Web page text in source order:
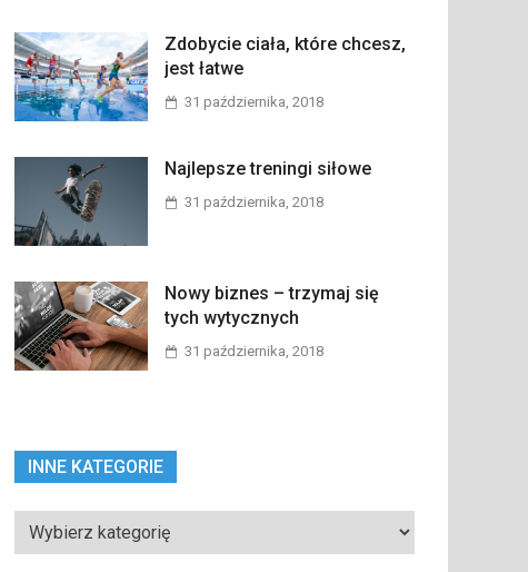
Zdobycie ciała, które chcesz,
jest łatwe
31 października, 2018
Najlepsze treningi siłowe
31 października, 2018
Nowy biznes – trzymaj się
tych wytycznych
31 października, 2018
INNE KATEGORIE
Inne
kategorie